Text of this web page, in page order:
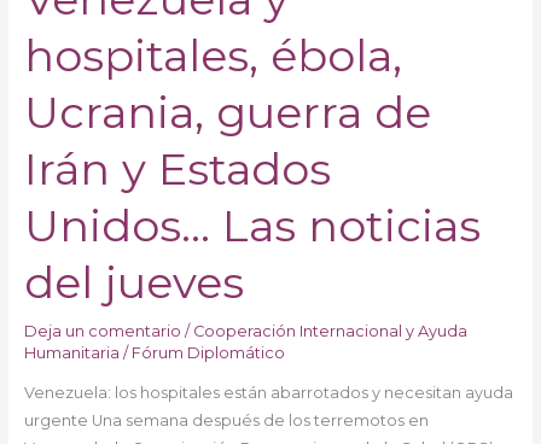
hospitales, ébola,
Ucrania, guerra de
Irán y Estados
Unidos… Las noticias
del jueves
Deja un comentario / Cooperación Internacional y Ayuda
Humanitaria / Fórum Diplomático
Venezuela: los hospitales están abarrotados y necesitan ayuda
urgente Una semana después de los terremotos en
hospitales,
ébola,
Ucrania,
guerra
de
Estados
Unidos…
Las
del